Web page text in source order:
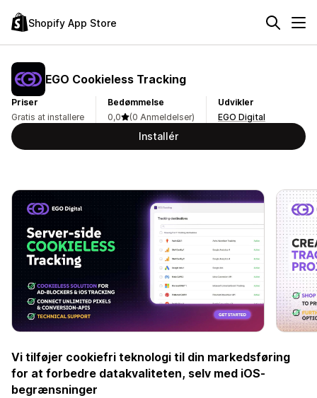
Shopify App Store
EGO Cookieless Tracking
Priser
Gratis at installere
Bedømmelse
0,0
(0 Anmeldelser)
Udvikler
EGO Digital
Installér
Vi tilføjer cookiefri teknologi til din markedsføring
for at forbedre datakvaliteten, selv med iOS-
begrænsninger